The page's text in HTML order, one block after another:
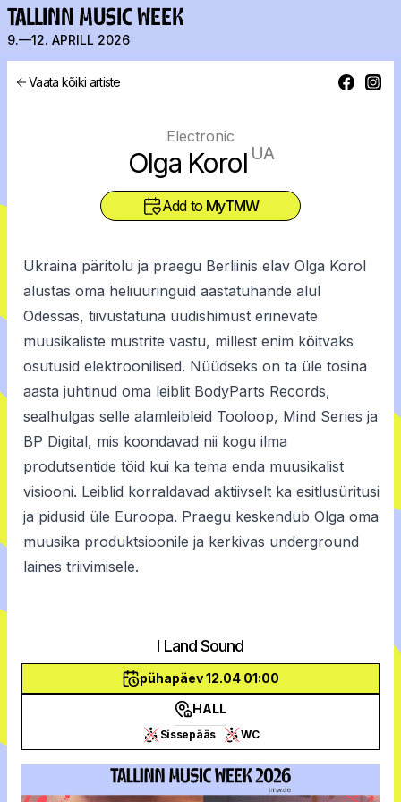
TALLINN MUSIC WEEK
9.—12. APRILL 2026
Vaata kõiki artiste
Electronic
Olga Korol UA
Add to MyTMW
Ukraina päritolu ja praegu Berliinis elav Olga Korol
alustas oma heliuuringuid aastatuhande alul
Odessas, tiivustatuna uudishimust erinevate
muusikaliste mustrite vastu, millest enim köitvaks
osutusid elektroonilised. Nüüdseks on ta üle tosina
aasta juhtinud oma leiblit BodyParts Records,
sealhulgas selle alamleibleid Tooloop, Mind Series ja
BP Digital, mis koondavad nii kogu ilma
produtsentide töid kui ka tema enda muusikalist
visiooni. Leiblid korraldavad aktiivselt ka esitlusüritusi
ja pidusid üle Euroopa. Praegu keskendub Olga oma
muusika produktsioonile ja kerkivas underground
laines triivimisele.
I Land Sound
pühapäev 12.04 01:00
HALL
Sissepääs WC